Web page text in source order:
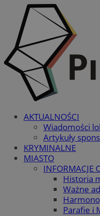
AKTUALNOŚCI
Wiadomości
Artykuły
KRYMINALNE
MIASTO
INFORMACJE
Historia
Ważne
Parafie i